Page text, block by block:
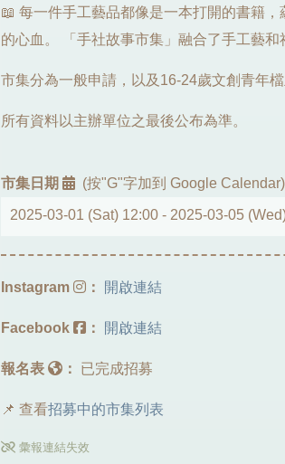
📖 每一件手工藝品都像是一本打開的書籍
的心血。 「手社故事市集」融合了手工藝和
市集分為一般申請，以及16-24歲文創青年檔
所有資料以主辦單位之最後公布為準。
市集日期 (按"G"字加到 Google Calendar)
2025-03-01 (Sat) 12:00 - 2025-03-05
Instagram ： 開啟連結
Facebook ： 開啟連結
報名表 ： 已完成招募
📌 查看招募中的市集列表
彙報連結失效